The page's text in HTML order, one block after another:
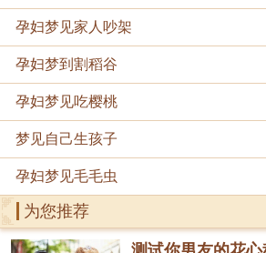
孕妇梦见家人吵架
孕妇梦到割稻谷
孕妇梦见吃樱桃
梦见自己生孩子
孕妇梦见毛毛虫
为您推荐